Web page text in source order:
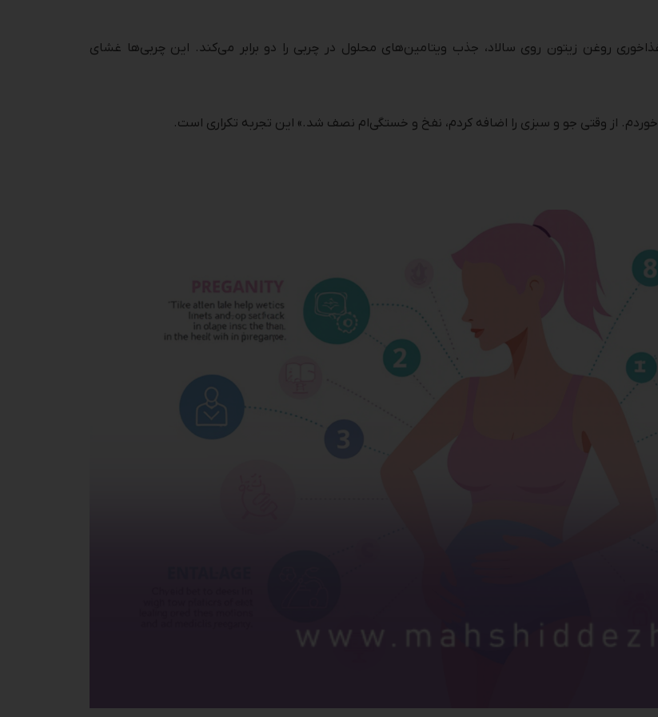
روغن زیتون روی سالاد، جذب ویتامین‌های محلول در چربی را دو برابر می‌کند. این چربی‌ها غشای
از وقتی جو و سبزی را اضافه کردم، نفخ و خستگی‌ام نصف شد.» این تجربه تکراری است.